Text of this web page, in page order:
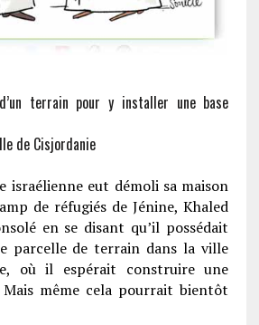
terrain pour y installer une base
de Cisjordanie
israélienne eut démoli sa maison
de réfugiés de Jénine, Khaled
en se disant qu’il possédait
parcelle de terrain dans la ville
où il espérait construire une
Mais même cela pourrait bientôt